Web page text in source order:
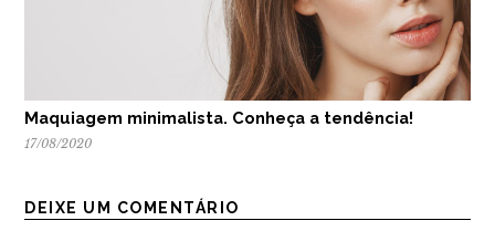
Maquiagem minimalista. Conheça a tendência!
17/08/2020
DEIXE UM COMENTÁRIO